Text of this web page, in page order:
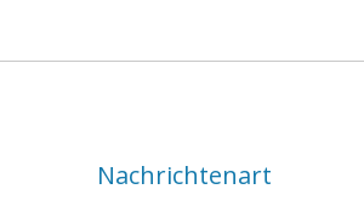
Nachrichtenart